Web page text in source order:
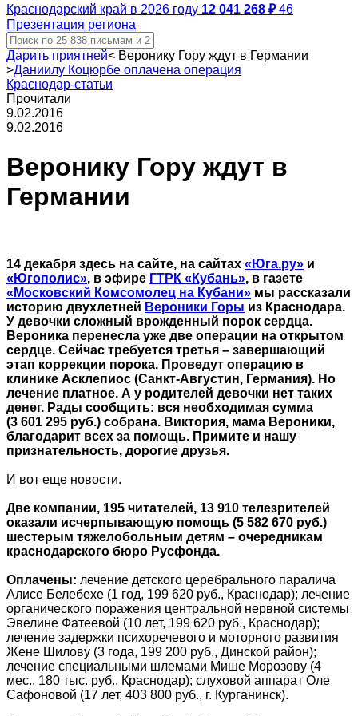
Краснодарский край в 2026 году 12 041 268 ₽ 46
Презентация региона
Дарить приятней< Веронику Гору ждут в Германии
>Даниилу Коцюрбе оплачена операция
Краснодар-статьи
Прочитали
9.02.2016
9.02.2016
Веронику Гору ждут в
Германии
14 декабря здесь на сайте, на сайтах «Юга.ру» и
«Югополис», в эфире ГТРК «Кубань», в газете
«Московский Комсомолец на Кубани» мы рассказали
историю двухлетней Вероники Горы из Краснодара.
У девочки сложный врожденный порок сердца.
Вероника перенесла уже две операции на открытом
сердце. Сейчас требуется третья – завершающий
этап коррекции порока. Проведут операцию в
клинике Асклепиос (Санкт-Августин, Германия). Но
лечение платное. А у родителей девочки нет таких
денег. Рады сообщить: вся необходимая сумма
(3 601 295 руб.) собрана. Виктория, мама Вероники,
благодарит всех за помощь. Примите и нашу
признательность, дорогие друзья.
И вот еще новости.
Две компании, 195 читателей, 13 910 телезрителей
оказали исчерпывающую помощь (5 582 670 руб.)
шестерым тяжелобольным детям – очередникам
краснодарского бюро Русфонда.
Оплачены: лечение детского церебрального паралича
Алисе Белебехе (1 год, 199 620 руб., Краснодар); лечение
органического поражения центральной нервной системы
Эвелине Фатеевой (10 лет, 199 620 руб., Краснодар);
лечение задержки психоречевого и моторного развития
Жене Шилову (3 года, 199 200 руб., Динской район);
лечение специальными шлемами Мише Морозову (4
мес., 180 тыс. руб., Краснодар); слуховой аппарат Оле
Сафоновой (17 лет, 403 800 руб., г. Курганинск).